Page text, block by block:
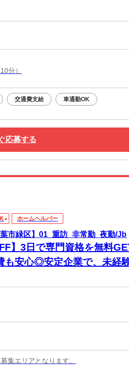
分）
交通費支給 車通勤OK
応募する
ホームヘルパー
市緑区】01_重訪_非常勤_夜勤/Jb
】3日で専門資格を無料
も安心◎安定企業で、未経
集エリアとなります。